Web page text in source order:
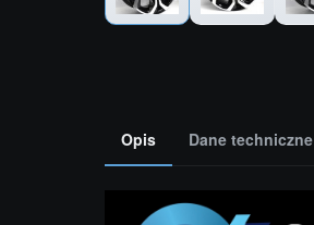
Opis Dane techniczne